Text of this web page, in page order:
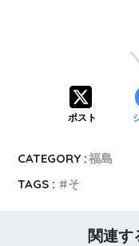
ポスト
CATEGORY :福島
TAGS :
そ
関連す